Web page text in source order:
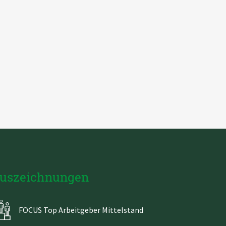
FOCUS Top Arbeitgeber Mittelstand